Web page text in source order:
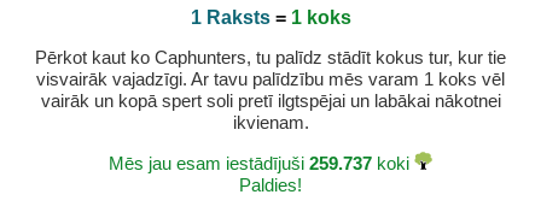
1 Raksts= 1 koks
Pērkot kaut ko Caphunters, tu palīdz stādīt kokus tur, kur tie
visvairāk vajadzīgi. Ar tavu palīdzību mēs varam 1 koks vēl
vairāk un kopā spert soli pretī ilgtspējai un labākai nākotnei
ikvienam.
Mēs jau esam iestādījuši 259.737 koki
Paldies!